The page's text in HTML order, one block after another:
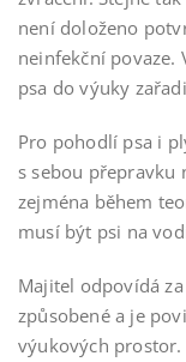
není doloženo
neinfekční povaze.
psa do výuky
Pro pohodlí psa i
s sebou přepravku
zejména během
musí být psi na
Majitel odpovídá
způsobené a je
výukových